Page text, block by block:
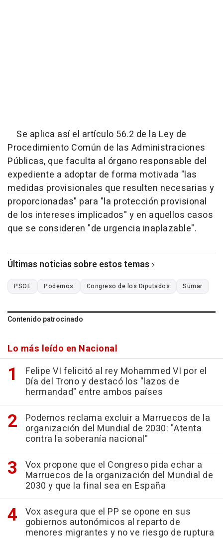
Se aplica así el artículo 56.2 de la Ley de
Procedimiento Común de las Administraciones
Públicas, que faculta al órgano responsable del
expediente a adoptar de forma motivada "las
medidas provisionales que resulten necesarias y
proporcionadas" para "la protección provisional
de los intereses implicados" y en aquellos casos
que se consideren "de urgencia inaplazable".
Últimas noticias sobre estos temas
PSOE Podemos Congreso de los Diputados Sumar
Contenido patrocinado
Lo más leído en Nacional
Felipe VI felicitó al rey Mohammed VI por el
Día del Trono y destacó los "lazos de
hermandad" entre ambos países
Podemos reclama excluir a Marruecos de la
organización del Mundial de 2030: "Atenta
contra la soberanía nacional"
Vox propone que el Congreso pida echar a
Marruecos de la organización del Mundial de
2030 y que la final sea en España
Vox asegura que el PP se opone en sus
gobiernos autonómicos al reparto de
menores migrantes y no ve riesgo de ruptura